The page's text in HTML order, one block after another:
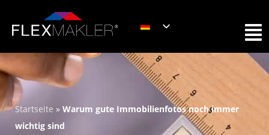
Startseite » Warum gute Immobilienfotos noch immer
wichtig sind